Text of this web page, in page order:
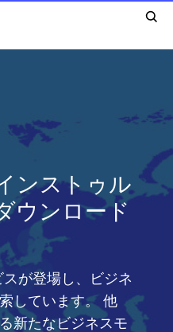
ンストゥル
ウンロード
が登場し、ビジネ
しています。 他
新たなビジネスモ